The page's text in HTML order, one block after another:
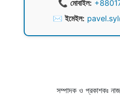
📞 মোবাইল:
✉️ইমেইল:
সম্পাদক ও প্রকাশকঃ